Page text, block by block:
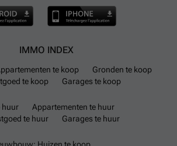
IMMO INDEX
te koop
Gronden te koop
te koop
Garages te koop
huur
Appartementen te huur
te huur
Garages te huur